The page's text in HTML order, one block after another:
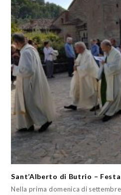
Sant’Alberto di Butrio –
Nella prima domenica di